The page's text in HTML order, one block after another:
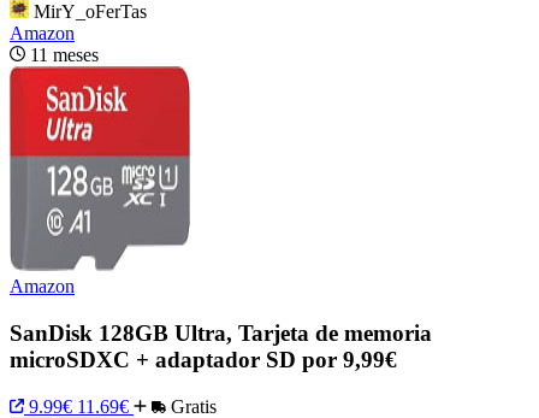
MirY_oFerTas
Amazon
11 meses
Amazon
SanDisk 128GB Ultra, Tarjeta de memoria
microSDXC + adaptador SD por 9,99€
9.99€ 11.69€ Gratis